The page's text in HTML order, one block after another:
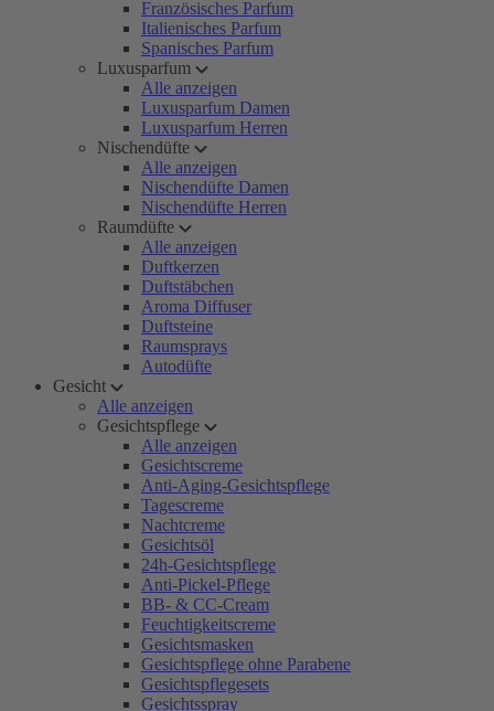
Französisches Parfum
Italienisches Parfum
Spanisches Parfum
Luxusparfum
Alle anzeigen
Luxusparfum Damen
Luxusparfum Herren
Nischendüfte
Alle anzeigen
Nischendüfte Damen
Nischendüfte Herren
Raumdüfte
Alle anzeigen
Duftkerzen
Duftstäbchen
Aroma Diffuser
Duftsteine
Raumsprays
Autodüfte
Gesicht
Alle anzeigen
Gesichtspflege
Alle anzeigen
Gesichtscreme
Anti-Aging-Gesichtspflege
Tagescreme
Nachtcreme
Gesichtsöl
24h-Gesichtspflege
Anti-Pickel-Pflege
BB- & CC-Cream
Feuchtigkeitscreme
Gesichtsmasken
Gesichtspflege ohne Parabene
Gesichtspflegesets
Gesichtsspray